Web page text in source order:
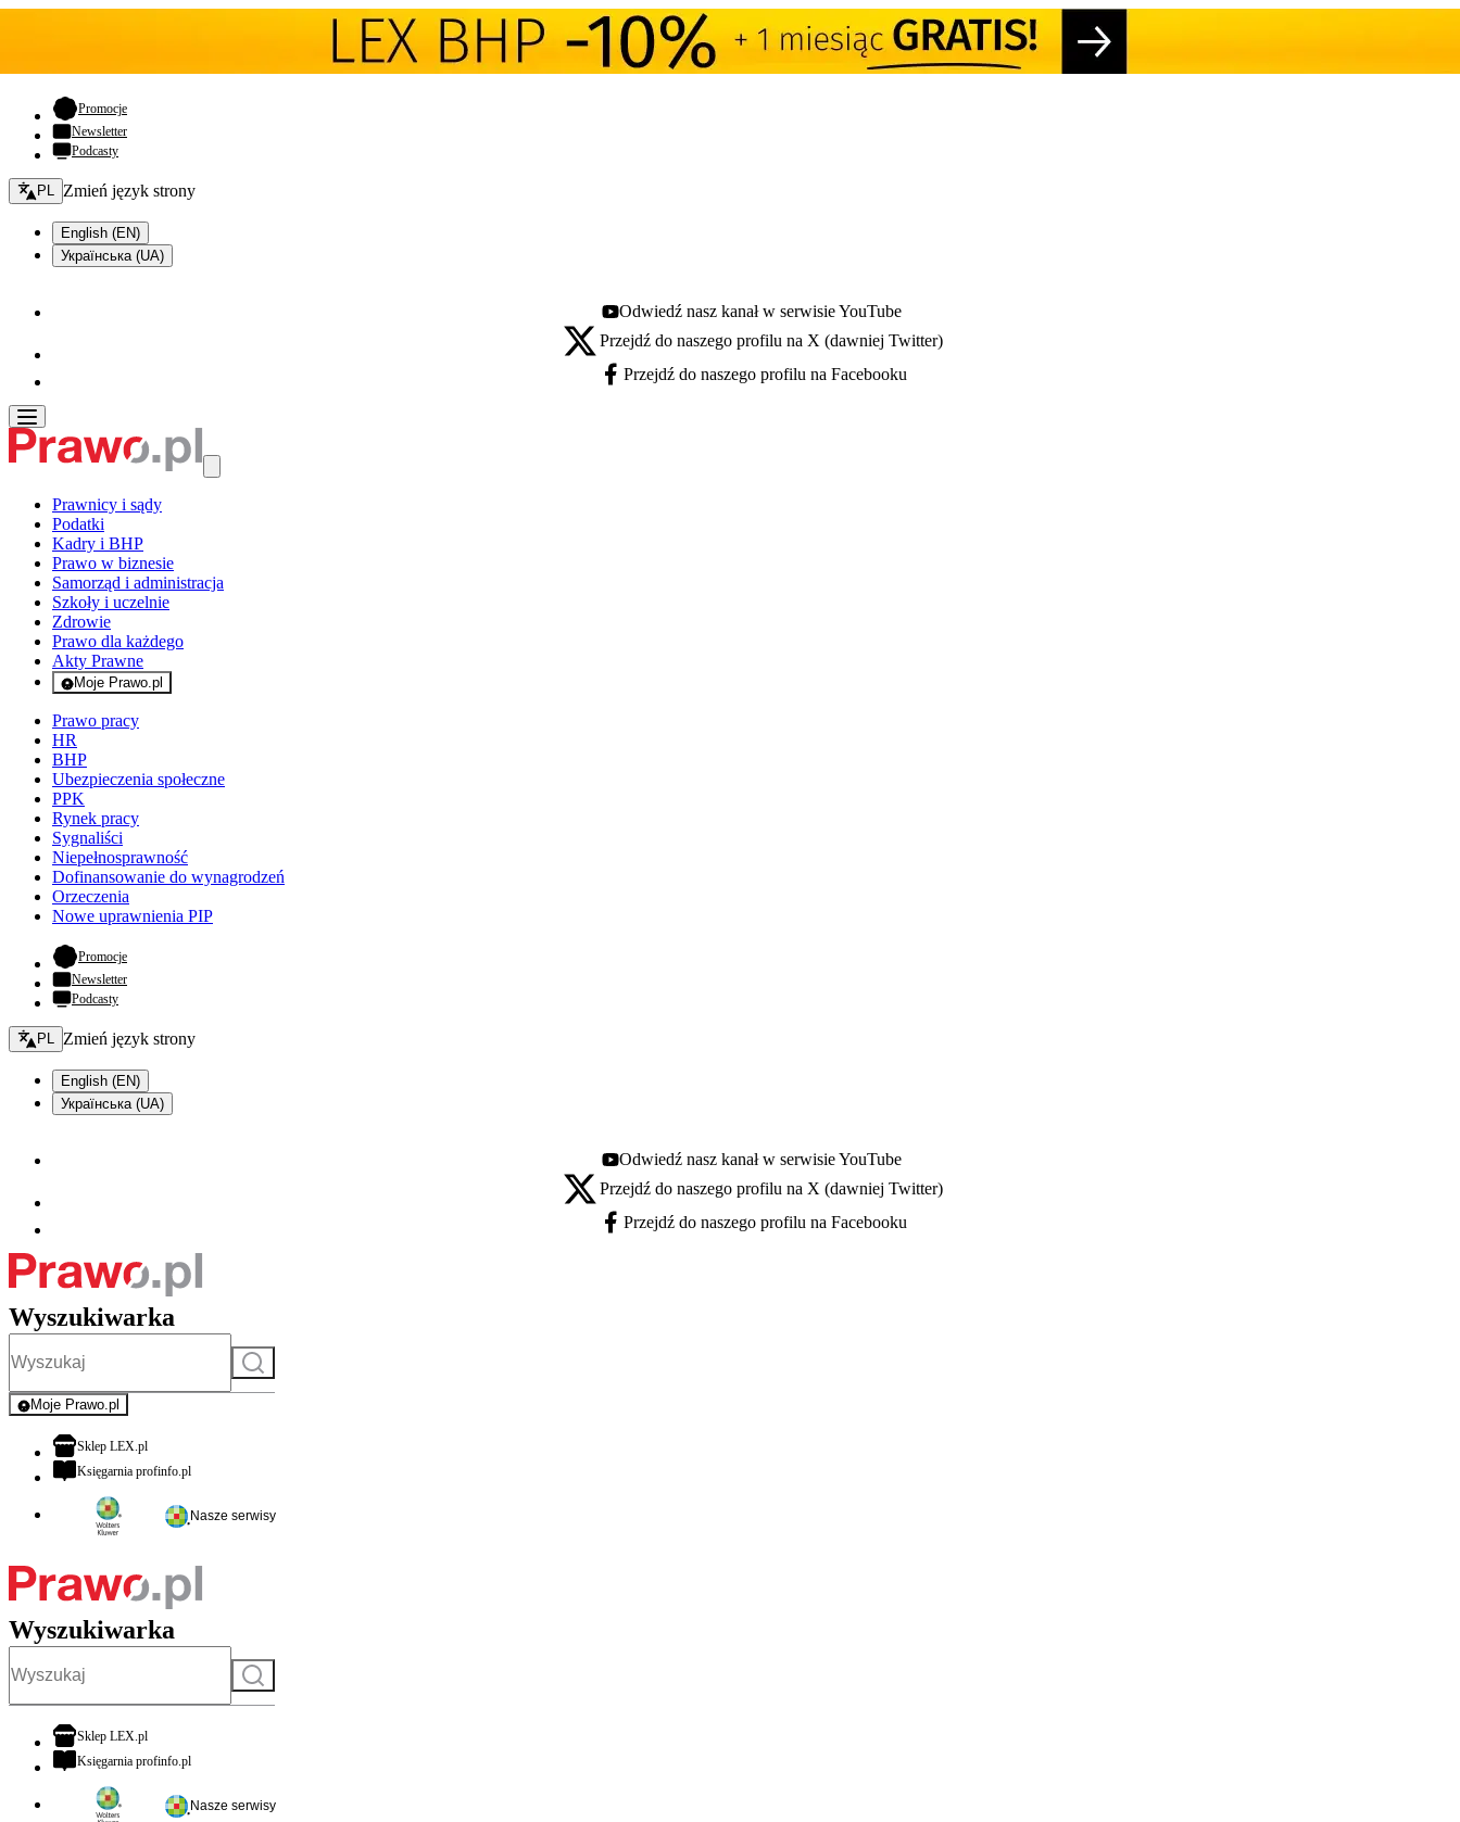
Promocje- otwiera się w nowej karcie
Newsletter
Podcasty
Zmień język - bieżący:
PL Zmień język strony
English (EN)
Українська (UA)
Youtube - otwiera się w nowej karcie
Odwiedź nasz kanał w serwisie YouTube
X - otwiera się w nowej karcie
Przejdź do naszego profilu na X (dawniej Twitter)
Facebook - otwiera się w nowej karcie
Przejdź do naszego profilu na Facebooku
Prawnicy i sądy
Podatki
Kadry i BHP
Prawo w biznesie
Samorząd i administracja
Szkoły i uczelnie
Zdrowie
Prawo dla każdego
Akty Prawne
Moje Prawo.pl
- rejestracja i logowanie do serwisu
Prawo pracy
HR
BHP
Ubezpieczenia społeczne
PPK
Rynek pracy
Sygnaliści
Niepełnosprawność
Dofinansowanie do wynagrodzeń
Orzeczenia
Nowe uprawnienia PIP
Promocje- otwiera się w nowej karcie
Newsletter
Podcasty
Zmień język - bieżący:
PL Zmień język strony
English (EN)
Українська (UA)
Youtube - otwiera się w nowej karcie
Odwiedź nasz kanał w serwisie YouTube
X - otwiera się w nowej karcie
Przejdź do naszego profilu na X (dawniej Twitter)
Facebook - otwiera się w nowej karcie
Przejdź do naszego profilu na Facebooku
Wyszukiwarka
Szukaj
Moje Prawo.pl
- rejestracja i logowanie do serwisu
Sklep LEX.plotwiera się w nowej karcie
Księgarnia profinfo.plotwiera się w nowej karcie
Nasze serwisy
Wyszukiwarka
Szukaj
Sklep LEX.plotwiera się w nowej karcie
Księgarnia profinfo.plotwiera się w nowej karcie
Nasze serwisy